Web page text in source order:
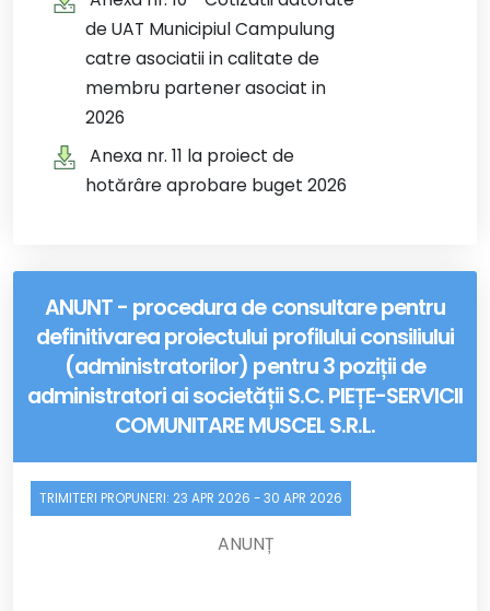
de UAT Municipiul Campulung
catre asociatii in calitate de
membru partener asociat in
2026
Anexa nr. 11 la proiect de
hotărâre aprobare buget 2026
ANUNT - procedura de consultare pentru
definitivarea proiectului profilului consiliului
(administratorilor) pentru 3 poziții de
administratori ai societății S.C. PIEȚE-SERVICII
COMUNITARE MUSCEL S.R.L.
TRIMITERI PROPUNERI: 23 APR 2026 -30 APR 2026
ANUNȚ